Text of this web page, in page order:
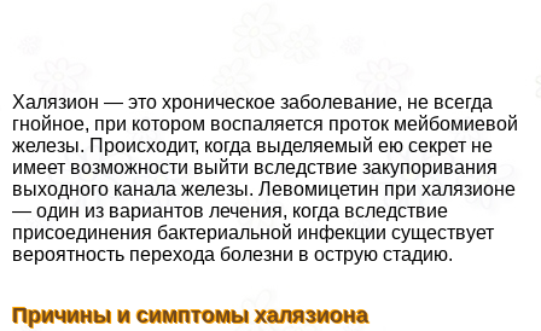
Халязион — это хроническое заболевание, не всегда
гнойное, при котором воспаляется проток мейбомиевой
железы. Происходит, когда выделяемый ею секрет не
имеет возможности выйти вследствие закупоривания
выходного канала железы. Левомицетин при халязионе
— один из вариантов лечения, когда вследствие
присоединения бактериальной инфекции существует
вероятность перехода болезни в острую стадию.
Причины и симптомы халязиона